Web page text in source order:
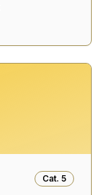
Cat. 5